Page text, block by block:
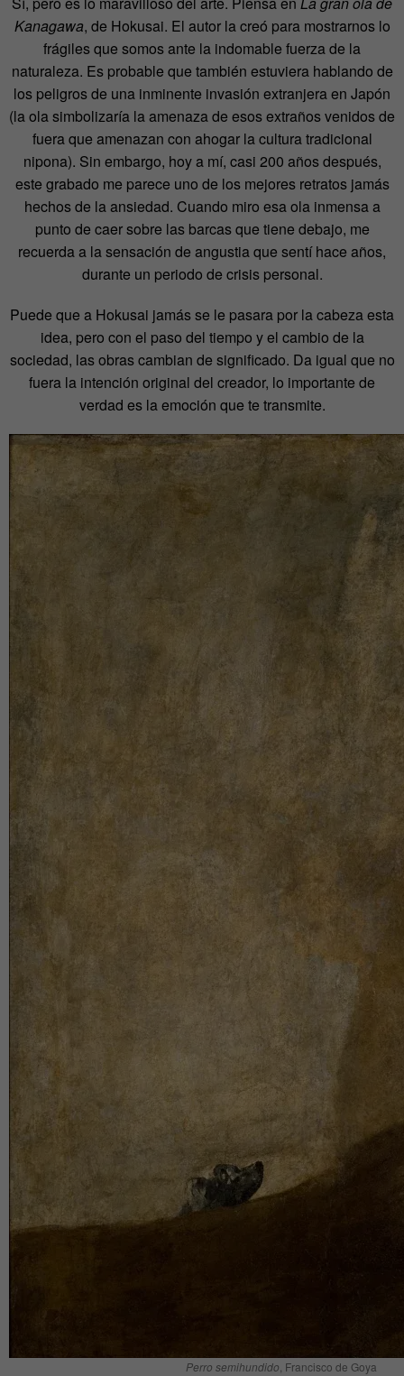
Kanagawa, de Hokusai. El autor la creó para mostrarnos lo
frágiles que somos ante la indomable fuerza de la
naturaleza. Es probable que también estuviera hablando de
los peligros de una inminente invasión extranjera en Japón
(la ola simbolizaría la amenaza de esos extraños venidos de
fuera que amenazan con ahogar la cultura tradicional
nipona). Sin embargo, hoy a mí, casi 200 años después,
este grabado me parece uno de los mejores retratos jamás
hechos de la ansiedad. Cuando miro esa ola inmensa a
punto de caer sobre las barcas que tiene debajo, me
recuerda a la sensación de angustia que sentí hace años,
durante un periodo de crisis personal.
Puede que a Hokusai jamás se le pasara por la cabeza esta
idea, pero con el paso del tiempo y el cambio de la
sociedad, las obras cambian de significado. Da igual que no
fuera la intención original del creador, lo importante de
verdad es la emoción que te transmite.
Perro semihundido , Francisco de Goya